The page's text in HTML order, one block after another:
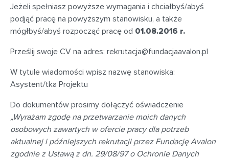
Jeżeli spełniasz powyższe wymagania i chciałbyś/abyś
podjąć pracę na powyższym stanowisku, a także
mógłbyś/abyś rozpocząć pracę od 01.08.2016 r.
Prześlij swoje CV na adres: rekrutacja@fundacjaavalon.pl
W tytule wiadomości wpisz nazwę stanowiska:
Asystent/tka Projektu
Do dokumentów prosimy dołączyć oświadczenie
„Wyrażam zgodę na przetwarzanie moich danych
osobowych zawartych w ofercie pracy dla potrzeb
aktualnej i późniejszych rekrutacji przez Fundację Avalon
zgodnie z Ustawą z dn. 29/08/97 o Ochronie Danych